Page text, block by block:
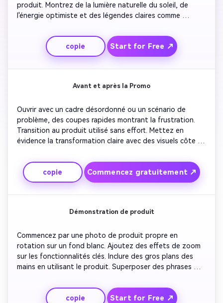
produit. Montrez de la lumière naturelle du soleil, de
l'énergie optimiste et des légendes claires comme
produit sous différents angles avec des effets de flou
de mouvement. Ajoutez une voix off mettant l'accent sur
la commodité et la fraîcheur. Terminez avec des photos
de style de vie de personnes appréciant les résultats.
copie Start for Free ↗
Avant et après la Promo
Ouvrir avec un cadre désordonné ou un scénario de
problème, des coupes rapides montrant la frustration.
Transition au produit utilisé sans effort. Mettez en
évidence la transformation claire avec des visuels côte à
résultats immédiats ou les avantages. Terminez avec un
appel à l'action et le logo de la marque.
copie Commencez gratuitement ↗
Démonstration de produit
Commencez par une photo de produit propre en
rotation sur un fond blanc. Ajoutez des effets de zoom
sur les fonctionnalités clés. Inclure des gros plans des
mains en utilisant le produit. Superposer des phrases
une musique de fond optimiste et un simple slogan pour
stimuler les achats.
copie Start for Free ↗